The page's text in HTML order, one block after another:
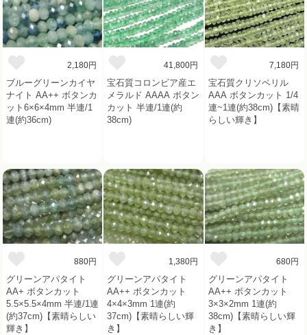
2,180円
ブルーグリーンカイヤ
ナイト AA++ ボタンカ
ット6×6×4mm 半連/1
連(約36cm)
41,800円
宝石質コロンビア産エ
メラルド AAAA ボタン
カット 半連/1連(約
38cm)
7,180円
宝石質クリソベリル
AAA ボタンカット 1/4
連~1連(約38cm)【素晴
らしい輝き】
880円
グリーンアパタイト
AA+ ボタンカット
5.5×5.5×4mm 半連/1連
(約37cm)【素晴らしい
輝き】
1,380円
グリーンアパタイト
AA++ ボタンカット
4×4×3mm 1連(約
37cm)【素晴らしい輝
き】
680円
グリーンアパタイト
AA++ ボタンカット
3×3×2mm 1連(約
38cm)【素晴らしい輝
き】